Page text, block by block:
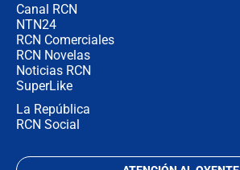
Canal RCN
NTN24
RCN Comerciales
RCN Novelas
Noticias RCN
SuperLike
La República
RCN Social